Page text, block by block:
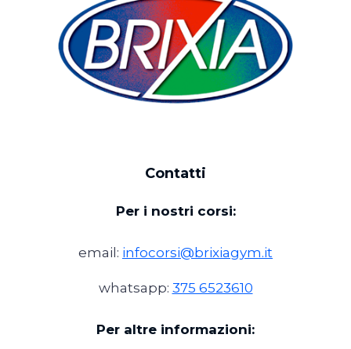
Contatti
Per i nostri corsi:
email: infocorsi@brixiagym.it
whatsapp: 375 6523610
Per altre informazioni: